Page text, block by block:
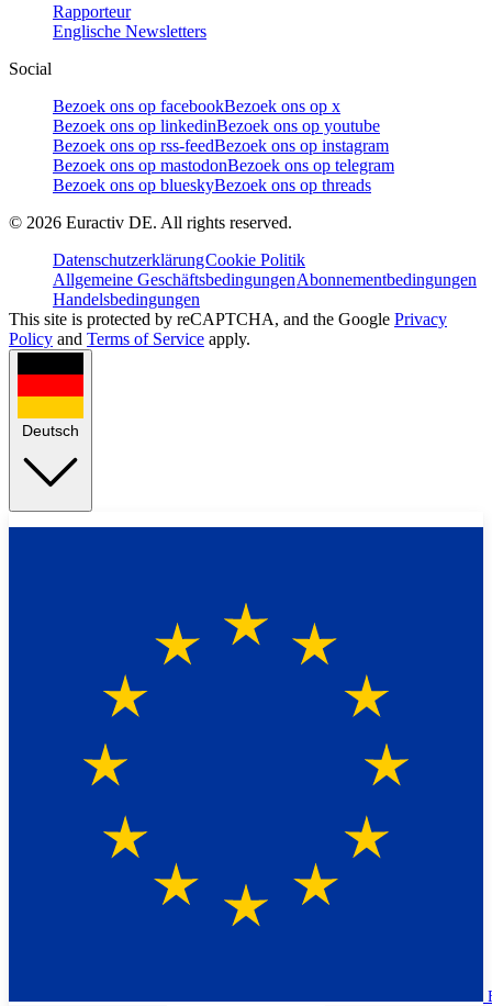
Rapporteur
Englische Newsletters
Social
Bezoek ons op facebookBezoek ons op x
Bezoek ons op linkedinBezoek ons op youtube
Bezoek ons op rss-feedBezoek ons op instagram
Bezoek ons op mastodonBezoek ons op telegram
Bezoek ons op blueskyBezoek ons op threads
© 2026 Euractiv DE. All rights reserved.
DatenschutzerklärungCookie Politik
Allgemeine GeschäftsbedingungenAbonnementbedingungen
Handelsbedingungen
This site is protected by reCAPTCHA, and the Google Privacy
Policy and Terms of Service apply.
Deutsch